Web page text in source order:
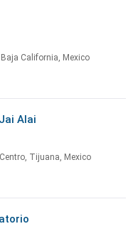
California, Mexico
Alai
Tijuana, Mexico